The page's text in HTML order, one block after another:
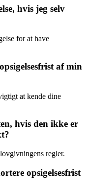
hvis jeg selv
for at have
af min
at kende dine
hvis den ikke er
regler.
opsigelsesfrist